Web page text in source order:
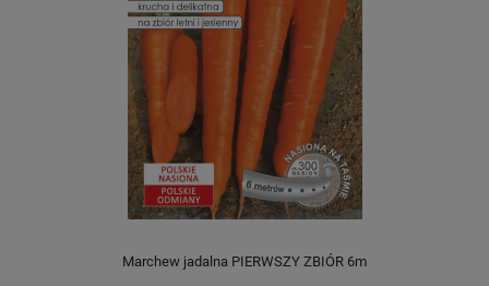
Marchew jadalna PIERWSZY ZBIÓR 6m